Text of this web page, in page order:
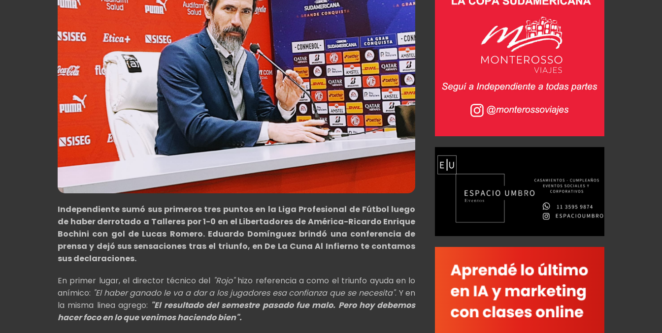
Independiente sumó sus primeros tres puntos en la Liga Profesional de Fútbol luego
de haber derrotado a Talleres por 1-0 en el Libertadores de América-Ricardo Enrique
Bochini con gol de Lucas Romero. Eduardo Domínguez brindó una conferencia de
prensa y dejó sus sensaciones tras el triunfo, en De La Cuna Al Infierno te contamos
sus declaraciones.
En primer lugar, el director técnico del "Rojo"hizo referencia a como el triunfo ayuda en lo
anímico: "El haber ganado le va a dar a los jugadores esa confianza que se necesita". Y en
la misma linea agrego: "El resultado del semestre pasado fue malo. Pero hoy debemos
hacer foco en lo que venimos haciendo bien".